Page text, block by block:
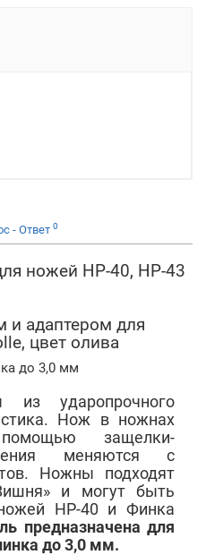
- Ответ 0
ножей НР-40, НР-43
и адаптером для
цвет олива
до 3,0 мм
ударопрочного
Нож в ножнах
защелки-
меняются с
Ножны подходят
и могут быть
НР-40 и Финка
предназначена для
до 3,0 мм.